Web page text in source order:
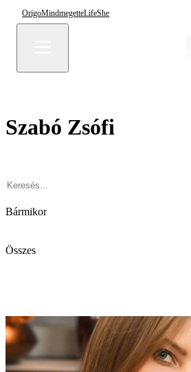
OrigoMindmegetteLifeShe
Szabó Zsófi
Bármikor
Összes